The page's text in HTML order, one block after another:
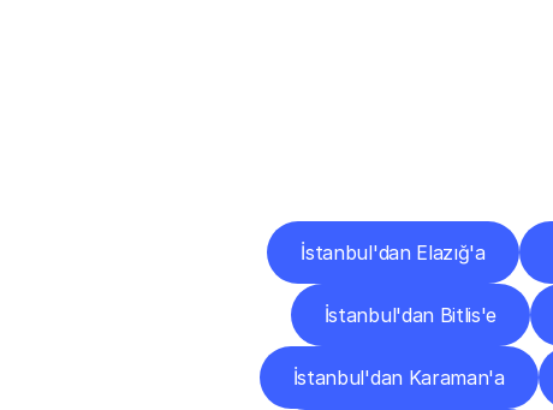
İstanbul'dan Elazığ'a
İstanbul'dan Bitlis'e
İstanbul'dan Karaman'a